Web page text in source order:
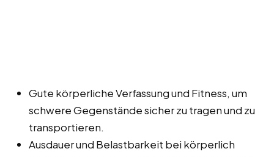
Gute körperliche Verfassung und Fitness, um
schwere Gegenstände sicher zu tragen und zu
transportieren.
Ausdauer und Belastbarkeit bei körperlich